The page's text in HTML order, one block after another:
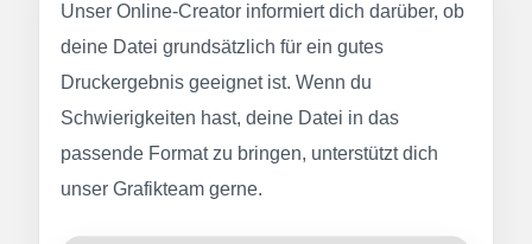
Unser Online-Creator informiert dich darüber, ob
deine Datei grundsätzlich für ein gutes
Druckergebnis geeignet ist. Wenn du
Schwierigkeiten hast, deine Datei in das
passende Format zu bringen, unterstützt dich
unser Grafikteam gerne.